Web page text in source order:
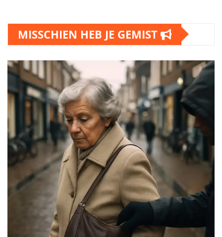
MISSCHIEN HEB JE GEMIST